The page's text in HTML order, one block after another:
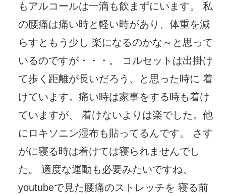
もアルコールは一滴も飲まずにいます。 私
の腰痛は痛い時と軽い時があり、体重を減
らすともう少し 楽になるのかな～と思って
いるのですが・・・。 コルセットは出掛け
て歩く距離が長いだろう、と思った時に 着
けています。痛い時は家事をする時も着け
ていますが、 着けないよりは楽でした。他
にロキソニン湿布も貼ってるんです。 さす
がに寝る時は着けては寝られませんでし
た。 適度な運動も必要みたいですね、
youtubeで見た腰痛のストレッチを 寝る前